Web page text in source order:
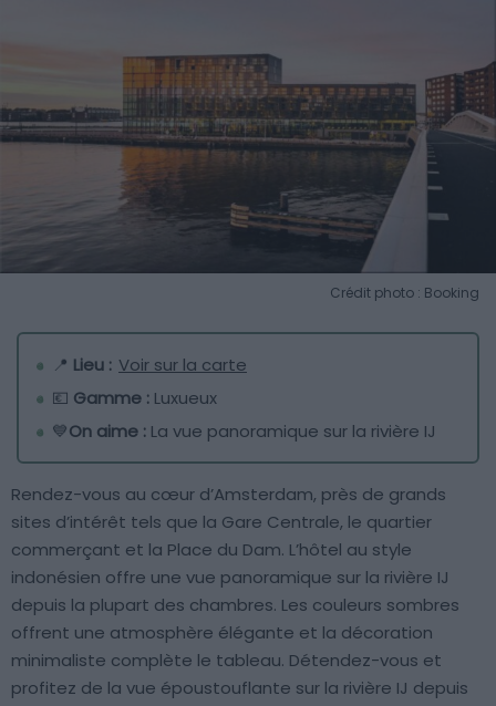
Crédit photo : Booking
📍 Lieu : Voir sur la carte
💶 Gamme : Luxueux
💙On aime : La vue panoramique sur la rivière IJ
Rendez-vous au cœur d’Amsterdam, près de grands
sites d’intérêt tels que la Gare Centrale, le quartier
commerçant et la Place du Dam. L’hôtel au style
indonésien offre une vue panoramique sur la rivière IJ
depuis la plupart des chambres. Les couleurs sombres
offrent une atmosphère élégante et la décoration
minimaliste complète le tableau. Détendez-vous et
profitez de la vue époustouflante sur la rivière IJ depuis